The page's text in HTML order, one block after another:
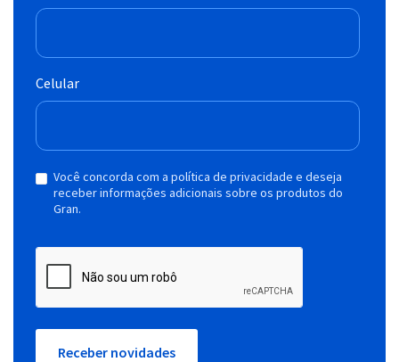
Celular
Você concorda com a política de privacidade e deseja
receber informações adicionais sobre os produtos do
Gran.
Receber novidades